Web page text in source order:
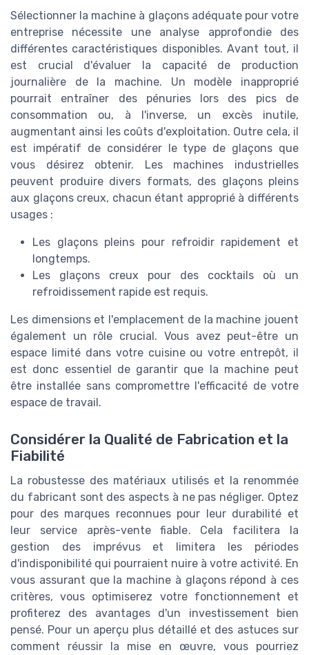
Sélectionner la machine à glaçons adéquate pour votre
entreprise nécessite une analyse approfondie des
différentes caractéristiques disponibles. Avant tout, il
est crucial d'évaluer la capacité de production
journalière de la machine. Un modèle inapproprié
pourrait entraîner des pénuries lors des pics de
consommation ou, à l'inverse, un excès inutile,
augmentant ainsi les coûts d'exploitation. Outre cela, il
est impératif de considérer le type de glaçons que
vous désirez obtenir. Les machines industrielles
peuvent produire divers formats, des glaçons pleins
aux glaçons creux, chacun étant approprié à différents
usages :
Les glaçons pleins pour refroidir rapidement et
longtemps.
Les glaçons creux pour des cocktails où un
refroidissement rapide est requis.
Les dimensions et l'emplacement de la machine jouent
également un rôle crucial. Vous avez peut-être un
espace limité dans votre cuisine ou votre entrepôt, il
est donc essentiel de garantir que la machine peut
être installée sans compromettre l'efficacité de votre
espace de travail.
Considérer la Qualité de Fabrication et la
Fiabilité
La robustesse des matériaux utilisés et la renommée
du fabricant sont des aspects à ne pas négliger. Optez
pour des marques reconnues pour leur durabilité et
leur service après-vente fiable. Cela facilitera la
gestion des imprévus et limitera les périodes
d'indisponibilité qui pourraient nuire à votre activité. En
vous assurant que la machine à glaçons répond à ces
critères, vous optimiserez votre fonctionnement et
profiterez des avantages d'un investissement bien
pensé. Pour un aperçu plus détaillé et des astuces sur
comment réussir la mise en œuvre, vous pourriez